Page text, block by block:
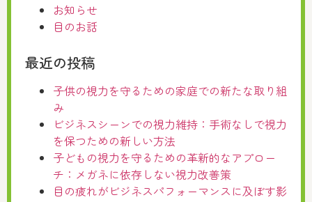
お知らせ
目のお話
最近の投稿
子供の視力を守るための家庭での新たな取り組
み
ビジネスシーンでの視力維持：手術なしで視力
を保つための新しい方法
子どもの視力を守るための革新的なアプロー
チ：メガネに依存しない視力改善策
目の疲れがビジネスパフォーマンスに及ぼす影